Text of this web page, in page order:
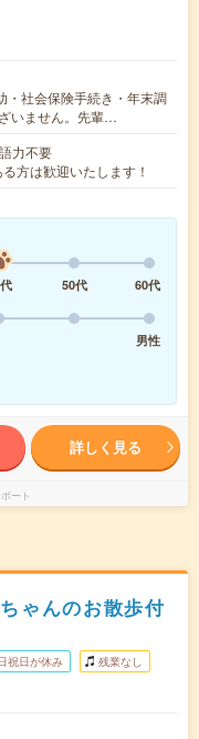
・社会保険手続き・年末調
いません。先輩…
力不要
方は歓迎いたします！
50代
60代
男性
詳しく見る
ート
ゃんのお散歩付
祝日が休み 残業なし